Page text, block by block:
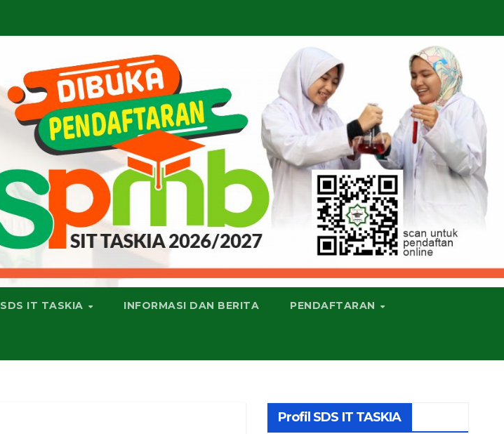
SDS IT TASKIA INFORMASI DAN BERITA PENDAFTARAN
Profil SDS IT TASKIA